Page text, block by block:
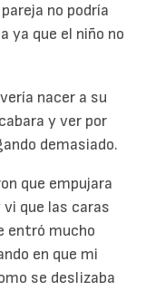
no podría
ya que el niño no
nacer a su
y ver por
demasiado.
que empujara
que las caras
entró mucho
en que mi
se deslizaba